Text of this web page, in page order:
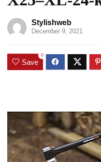
Stylishweb
December 9, 2021
Save
0